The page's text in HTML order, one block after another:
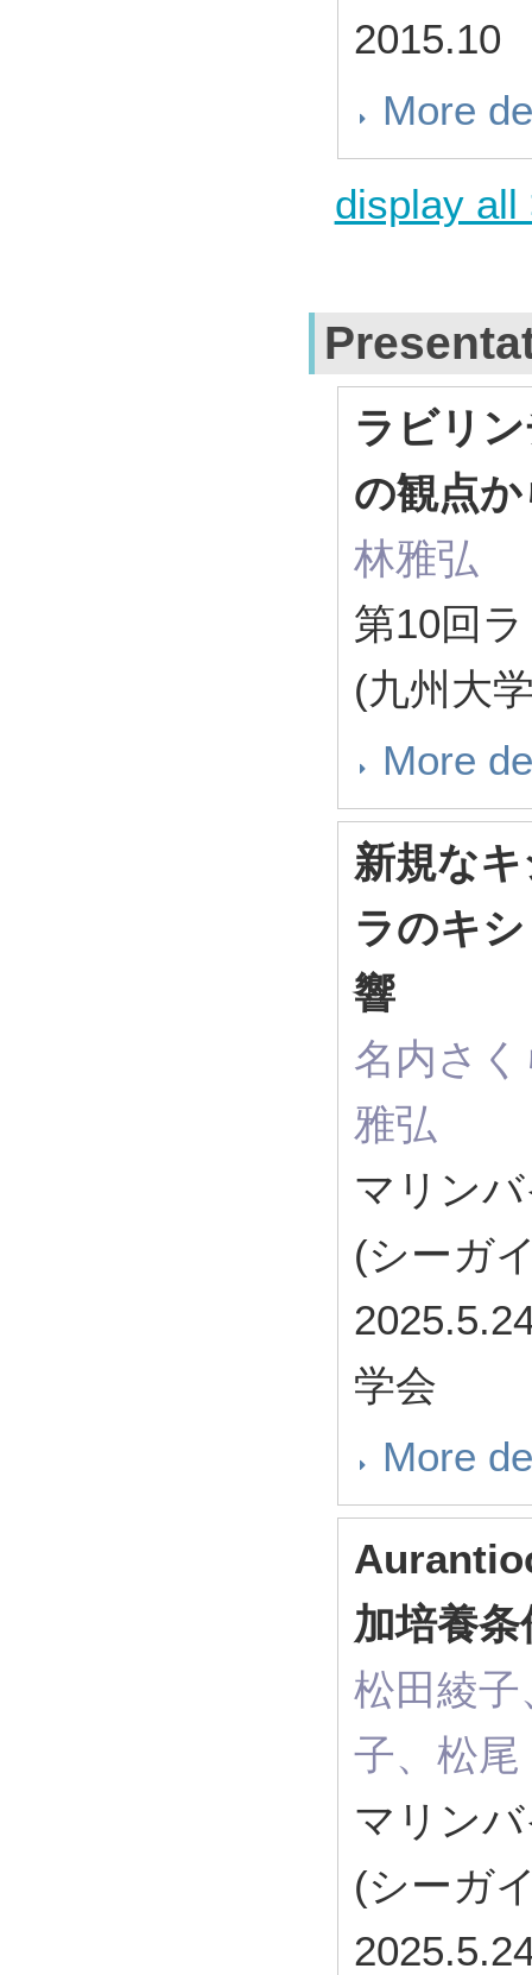
2015.10
More
display all
ラビリ
の観点
林雅弘
第10回
(九州大
More
新規な
ラのキ
響
名内さ
雅弘
マリン
(シーガ
学会
More
加培養
松田綾
子、松
マリン
(シーガ